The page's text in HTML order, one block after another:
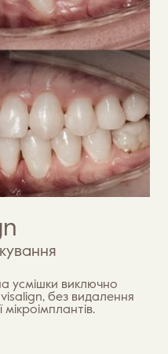
усмішки виключно
без видалення
мікроімплантів.